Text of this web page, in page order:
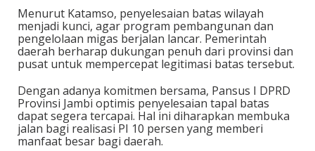
Menurut Katamso, penyelesaian batas wilayah
menjadi kunci, agar program pembangunan dan
pengelolaan migas berjalan lancar. Pemerintah
daerah berharap dukungan penuh dari provinsi dan
pusat untuk mempercepat legitimasi batas tersebut.
Dengan adanya komitmen bersama, Pansus I DPRD
Provinsi Jambi optimis penyelesaian tapal batas
dapat segera tercapai. Hal ini diharapkan membuka
jalan bagi realisasi PI 10 persen yang memberi
manfaat besar bagi daerah.